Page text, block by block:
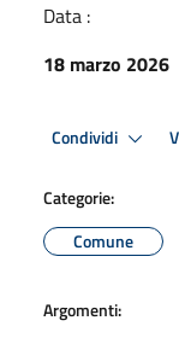
Data :
18 marzo 2026
Condividi
Categorie:
Comune
Argomenti: